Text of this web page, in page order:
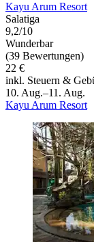
Kayu Arum Resort
Salatiga
9,2/10
Wunderbar
(39 Bewertungen)
22 €
inkl. Steuern &
10. Aug.–11. Aug.
Kayu Arum Resort